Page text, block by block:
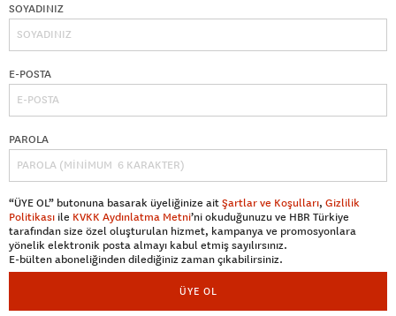
SOYADINIZ
E-POSTA
PAROLA
“ÜYE OL” butonuna basarak üyeliğinize aitŞartlar ve Koşulları, Gizlilik
Politikası ile KVKK Aydınlatma Metni’ni okuduğunuzu ve HBR Türkiye
tarafından size özel oluşturulan hizmet, kampanya ve promosyonlara
yönelik elektronik posta almayı kabul etmiş sayılırsınız.
E-bülten aboneliğinden dilediğiniz zaman çıkabilirsiniz.
ÜYE OL